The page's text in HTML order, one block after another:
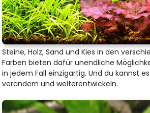
Steine, Holz, Sand und Kies in den
Farben bieten dafür unendliche
in jedem Fall einzigartig. Und du kannst
verändern und weiterentwickeln.